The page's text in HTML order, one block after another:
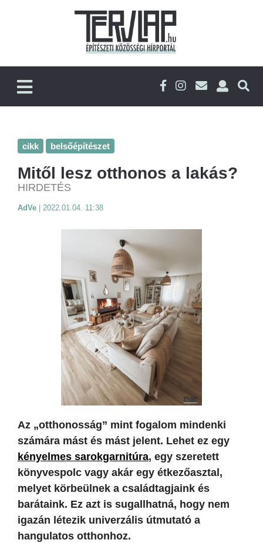
cikk belsőépítészet
Mitől lesz otthonos a lakás?
HIRDETÉS
AdVe 2022.01.04. 11:38
Az „otthonosság” mint fogalom mindenki
számára mást és mást jelent. Lehet ez egy
kényelmes sarokgarnitúra, egy szeretett
könyvespolc vagy akár egy étkezőasztal,
melyet körbeülnek a családtagjaink és
barátaink. Ez azt is sugallhatná, hogy nem
igazán létezik univerzális útmutató a
hangulatos otthonhoz.